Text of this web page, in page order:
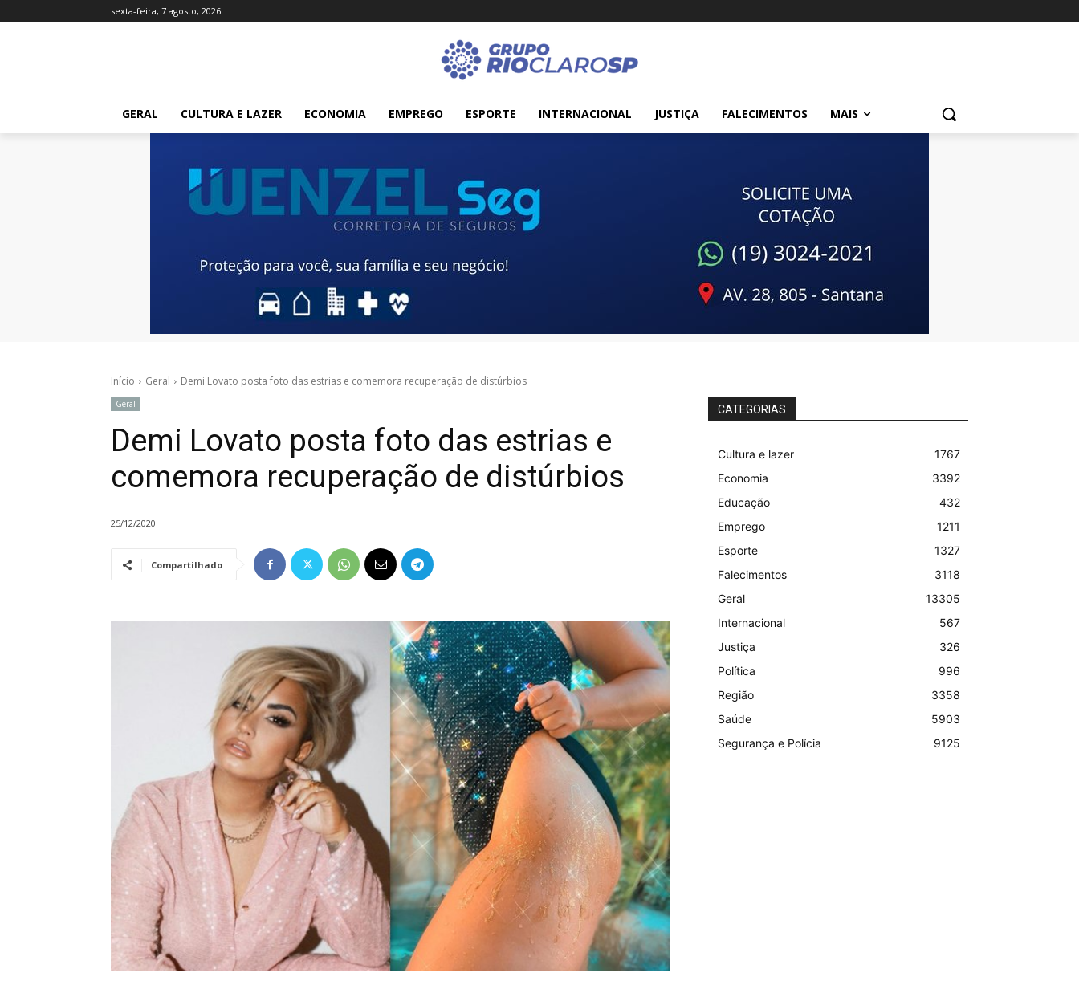
sexta-feira, 7 agosto, 2026
GERAL CULTURA E LAZER ECONOMIA EMPREGO ESPORTE INTERNACIONAL JUSTIÇA FALECIMENTOS MAIS
Início Geral Demi Lovato posta foto das estrias e comemora recuperação de distúrbios
Geral
Demi Lovato posta foto das estrias e
comemora recuperação de distúrbios
25/12/2020
Compartilhado
CATEGORIAS
Cultura e lazer
1767
Economia
3392
Educação
432
Emprego
1211
Esporte
1327
Falecimentos
3118
Geral
13305
Internacional
567
Justiça
326
Política
996
Região
3358
Saúde
5903
Segurança e Polícia
9125